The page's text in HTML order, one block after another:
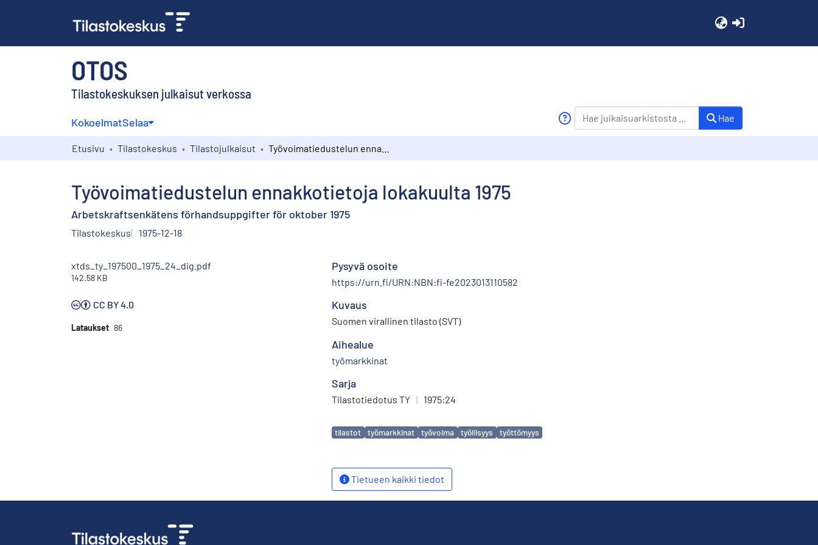
OTOS
Tilastokeskuksen julkaisut verkossa
KokoelmatSelaa Hae
Etusivu Tilastokeskus Tilastojulkaisut
Työvoimatiedustelun ennakkotietoja lokakuulta 1975
Arbetskraftsenkätens förhandsuppgifter för oktober 1975
Tilastokeskus 1975-12-18
xtds_ty_197500_1975_24_dig.pdf
142.58 KB
CC BY 4.0
Lataukset 86
Pysyvä osoite
https://urn.fi/URN:NBN:fi-fe2023013110582
Kuvaus
Suomen virallinen tilasto (SVT)
Aihealue
työmarkkinat
Sarja
Tilastotiedotus TY | 1975:24
Avainsanat
tilastot työmarkkinat työvoima työllisyys työttömyys
Tietueen kaikki tiedot